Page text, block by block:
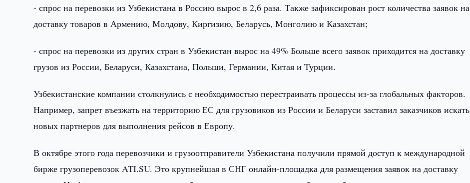
- спрос на перевозки из Узбекистана в Россию вырос в 2,6 раза. Также зафиксирован рост количества заявок на
доставку товаров в Армению, Молдову, Киргизию, Беларусь, Монголию и Казахстан;
- спрос на перевозки из других стран в Узбекистан вырос на 49% Больше всего заявок приходится на доставку
грузов из России, Беларуси, Казахстана, Польши, Германии, Китая и Турции.
Узбекистанские компании столкнулись с необходимостью перестраивать процессы из-за глобальных факторов.
Например, запрет въезжать на территорию ЕС для грузовиков из России и Беларуси заставил заказчиков искать
новых партнеров для выполнения рейсов в Европу.
В октябре этого года перевозчики и грузоотправители Узбекистана получили прямой доступ к международной
бирже грузоперевозок ATI.SU. Это крупнейшая в СНГ онлайн-площадка для размещения заявок на доставку